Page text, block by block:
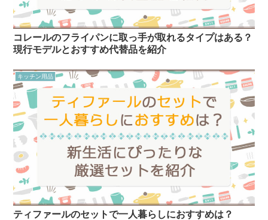
コレールのフライパンに取っ手が取れるタイプはある？
現行モデルとおすすめ代替品を紹介
キッチン用品
ティファールのセットで一人暮らしにおすすめは？